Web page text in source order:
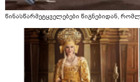
წინასწარმეტყველებები წიგნებიდან,